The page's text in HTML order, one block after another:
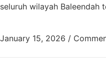
seluruh wilayah Baleendah
January 15, 2026 /